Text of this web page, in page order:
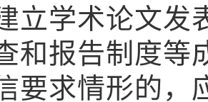
立学术论文发
和报告制度等
要求情形的，